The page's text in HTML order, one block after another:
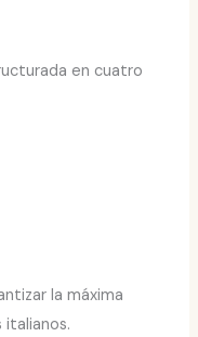
en cuatro
la máxima